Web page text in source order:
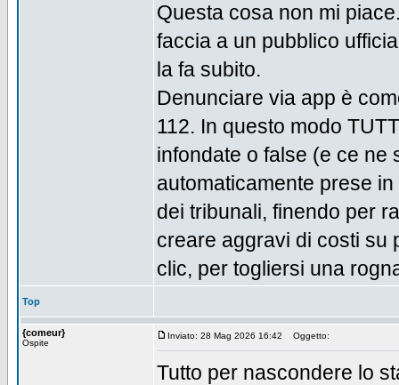
Questa cosa non mi
faccia a un pubblico
la fa subito.
Denunciare via app è
112. In questo modo
infondate o false (e ce ne
automaticamente prese
dei tribunali, finendo per
creare aggravi di costi su
clic, per togliersi una
Top
{comeur}
Ospite
Inviato: 28 Mag 2026 16:42 Oggetto:
Tutto per nascondere lo